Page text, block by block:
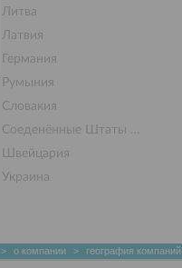
Литва
Латвия
Германия
Румыния
Словакия
Соеденённые Штаты Америки
Швейцария
Украинa
> о компании > география компаний